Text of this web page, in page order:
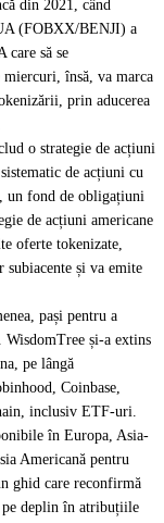
din 2021, când
(FOBXX/BENJI) a
care să se
însă, va marca
prin aducerea
o strategie de acțiuni
de acțiuni cu
un fond de obligațiuni
de acțiuni americane
oferte tokenizate,
și va emite
pași pentru a
și-a extins
, pe lângă
, Coinbase,
inclusiv ETF-uri.
în Europa, Asia-
Americană pentru
ghid care reconfirmă
pe deplin în atribuțiile